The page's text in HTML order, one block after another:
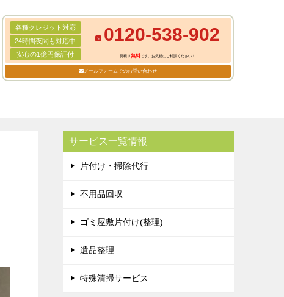
各種クレジット対応
24時間夜間も対応中
安心の1億円保証付
0120-538-902
見積り無料です。お気軽にご相談ください！
メールフォームでのお問い合わせ
サービス一覧情報
片付け・掃除代行
不用品回収
ゴミ屋敷片付け(整理)
遺品整理
特殊清掃サービス